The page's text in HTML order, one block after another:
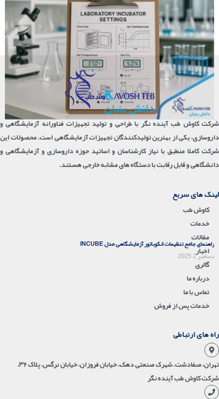
راهنمای جامع تنظیمات انکوباتور آزمایشگاهی مدل INCUBE
دسامبر 2, 2025
شرکت کاوش طب آینده نگر با طراحی و تولید تجهیزات فناورانه آزمایشگاهی و
داروسازی، یکی از بهترین تولیدکنندگان تجهیزات آزمایشگاهی است. محصولات این
شرکت کاملا منطبق با نیاز کارشناسان و اساتید حوزه داروسازی و آزمایشگاهی و
دانشگاهی و قابل رقابت با دستگاه های مشابه خارجی هستند.
لینک های سریع
کاوش طب
خدمات
مقالات
اخبار
گالری
درباره ما
تماس با ما
خدمات پس از فروش
راه های ارتباطی
تهران، صفادشت، شهرک صنعتی دهک، خیابان فروزان، خیابان نرگس، پلاک ۳۶،
شرکت کاوش طب آینده نگر